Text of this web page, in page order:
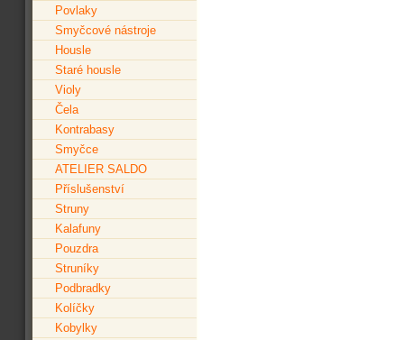
Povlaky
Smyčcové nástroje
Housle
Staré housle
Violy
Čela
Kontrabasy
Smyčce
ATELIER SALDO
Příslušenství
Struny
Kalafuny
Pouzdra
Struníky
Podbradky
Kolíčky
Kobylky